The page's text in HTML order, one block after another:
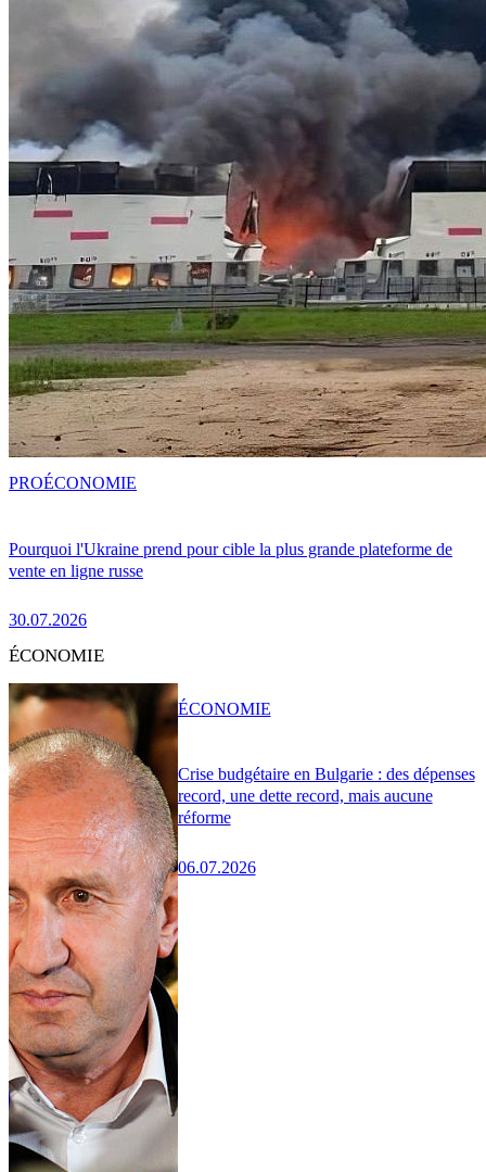
Pourquoi l'Ukraine prend pour cible la plus grande plateforme de
vente en ligne russe
30.07.2026
PROÉCONOMIE
ÉCONOMIE
Crise budgétaire en Bulgarie : des dépenses
record, une dette record, mais aucune
réforme
06.07.2026
ÉCONOMIE